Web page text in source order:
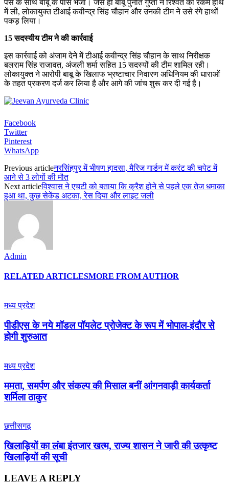
पैसे के साथ बाबू के पास भेजा। जैसे ही बाबू पुनीत गुप्ता ने रिश्वत की रकम हाथ
में ली, लोकायुक्त टीआई कवीन्द्र सिंह चौहान और उनकी टीम ने उसे रंगे हाथों
पकड़ लिया।
15 सदस्यीय टीम ने की कार्रवाई
इस कार्रवाई को अंजाम देने में टीआई कवीन्द्र सिंह चौहान के साथ निरीक्षक
बलराम सिंह राजावत, अंजली शर्मा सहित 15 सदस्यों की टीम शामिल रही।
लोकायुक्त ने आरोपी बाबू के खिलाफ भ्रष्टाचार निवारण अधिनियम की धाराओं
के तहत प्रकरण दर्ज कर लिया है और आगे की जांच शुरू कर दी गई है।
Facebook
Twitter
Pinterest
WhatsApp
Previous articleनरसिंहपुर में भीषण हादसा, मैरिज गार्डन में करंट की चपेट में
आने से 3 लोगों की मौत
Next articleविश्वास ने एचटी को बताया कि क्रैश होने से पहले एक तेज धमाका
हुआ था, कुछ सेकेंड अटका, रेस दिया और लाइट जली
Admin
RELATED ARTICLESMORE FROM AUTHOR
मध्य प्रदेश
पीडीएस के नये मॉडल पॉयलेट प्रोजेक्ट के रूप में भोपाल-इंदौर से
होगी शुरुआत
मध्य प्रदेश
ममता, समर्पण और संकल्प की मिसाल बनीं आंगनवाड़ी कार्यकर्ता
शर्मिला ठाकुर
छत्तीसगढ़
खिलाड़ियों का लंबा इंतजार खत्म, राज्य शासन ने जारी की उत्कृष्ट
खिलाड़ियों की सूची
LEAVE A REPLY